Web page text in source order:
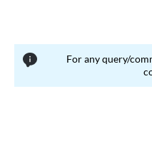
For any query/